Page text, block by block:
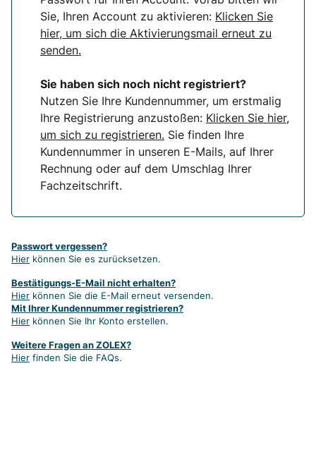
Sie, Ihren Account zu aktivieren: Klicken Sie
hier, um sich die Aktivierungsmail erneut zu
senden.
Sie haben sich noch nicht registriert?
Nutzen Sie Ihre Kundennummer, um erstmalig
Ihre Registrierung anzustoßen: Klicken Sie hier,
um sich zu registrieren. Sie finden Ihre
Kundennummer in unseren E-Mails, auf Ihrer
Rechnung oder auf dem Umschlag Ihrer
Fachzeitschrift.
Passwort vergessen?
Hier können Sie es zurücksetzen.
Bestätigungs-E-Mail nicht erhalten?
Hier können Sie die E-Mail erneut versenden.
Mit Ihrer Kundennummer registrieren?
Hier können Sie Ihr Konto erstellen.
Weitere Fragen an ZOLEX?
Hier finden Sie die FAQs.